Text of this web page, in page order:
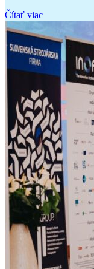
Čítať viac